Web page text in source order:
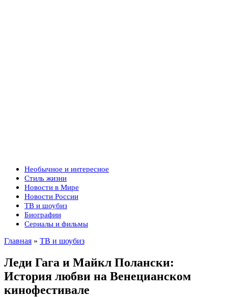
Необычное и интересное
Стиль жизни
Новости в Мире
Новости России
ТВ и шоубиз
Биографии
Сериалы и фильмы
Главная » ТВ и шоубиз
Леди Гага и Майкл Полански:
История любви на Венецианском
кинофестивале